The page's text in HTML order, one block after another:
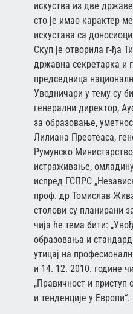
искуства из две
сто је имао карактер
искустава са
Скуп је отворила г-ђа
државна секретарка и
председница
Уводничари у тему су
генерални директор,
за образовање,
Лилиана Преотеаса,
Румунско
истраживање,
испред ГСПРС
проф. др Томислав
столови су планирани
чија ће тема бити:
образовања и
утицај на
и 14. 12. 2010. године
„Правичност и приступ
и тенденције у Европи“.